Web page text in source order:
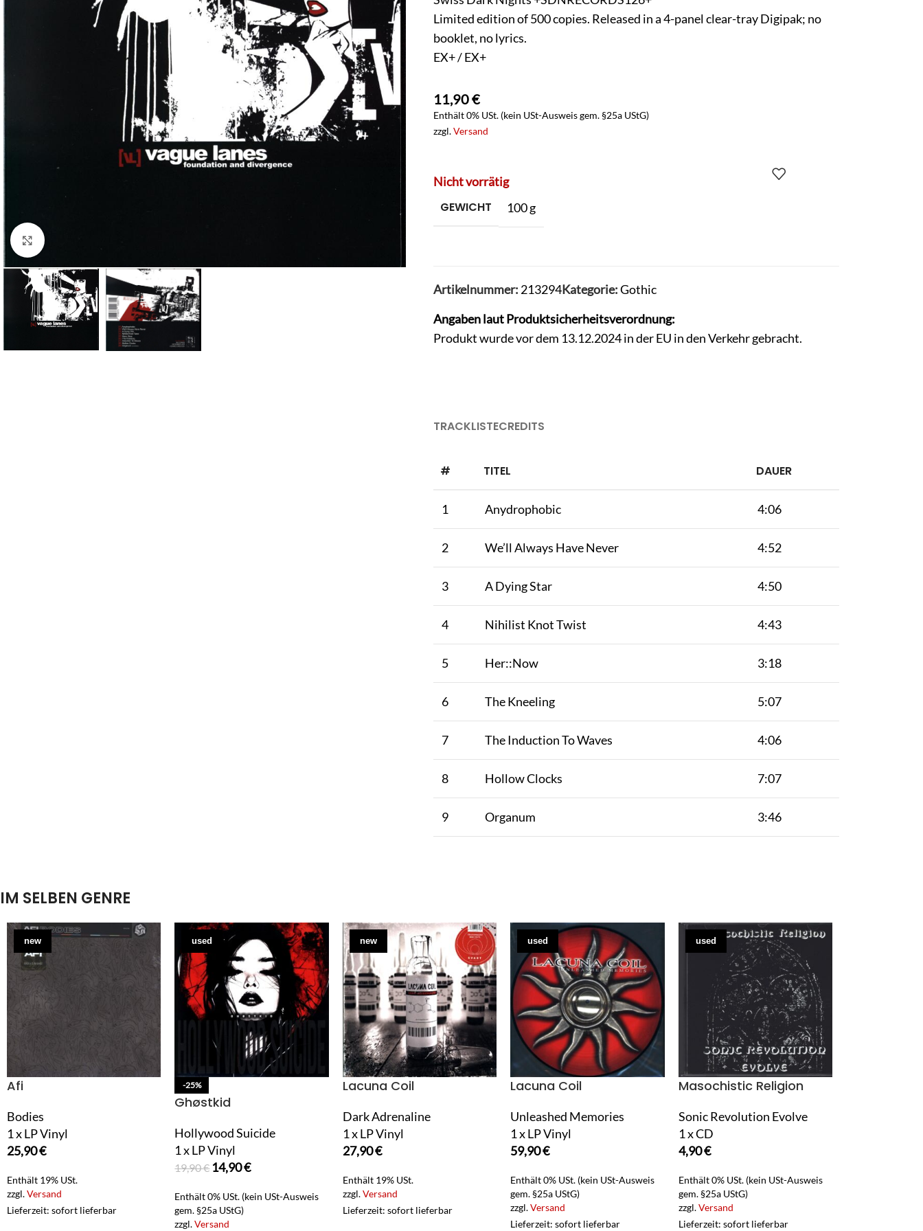
Limited edition of 500 copies. Released in a 4-panel clear-tray Digipak; no
booklet, no lyrics.
EX+ / EX+
11,90€
Enthält 0% USt. (kein USt-Ausweis gem. §25a UStG)
zzgl.Versand
Nicht vorrätig
GEWICHT 100 g
Artikelnummer: 213294Kategorie:Gothic
Angaben laut Produktsicherheitsverordnung:
Produkt wurde vor dem 13.12.2024 in der EU in den Verkehr gebracht.
TRACKLISTECREDITS
# TITEL DAUER
1 Anydrophobic 4:06
2 We’ll Always Have Never 4:52
3 A Dying Star 4:50
4 Nihilist Knot Twist 4:43
5 Her::Now 3:18
6 The Kneeling 5:07
7 The Induction To Waves 4:06
8 Hollow Clocks 7:07
9 Organum 3:46
IM SELBEN GENRE
new
Afi
Bodies
1 x LP Vinyl
25,90€
Enthält 19% USt.
zzgl.Versand
Lieferzeit: sofort lieferbar
used
-25%
Ghøstkid
Hollywood Suicide
1 x LP Vinyl
19,90€ 14,90€
Enthält 0% USt. (kein USt-Ausweis
gem. §25a UStG)
zzgl.Versand
new
Lacuna Coil
Dark Adrenaline
1 x LP Vinyl
27,90€
Enthält 19% USt.
zzgl.Versand
Lieferzeit: sofort lieferbar
used
Lacuna Coil
Unleashed Memories
1 x LP Vinyl
59,90€
Enthält 0% USt. (kein USt-Ausweis
gem. §25a UStG)
zzgl.Versand
Lieferzeit: sofort lieferbar
used
Masochistic Religion
Sonic Revolution Evolve
1 x CD
4,90€
Enthält 0% USt. (kein USt-Ausweis
gem. §25a UStG)
zzgl.Versand
Lieferzeit: sofort lieferbar